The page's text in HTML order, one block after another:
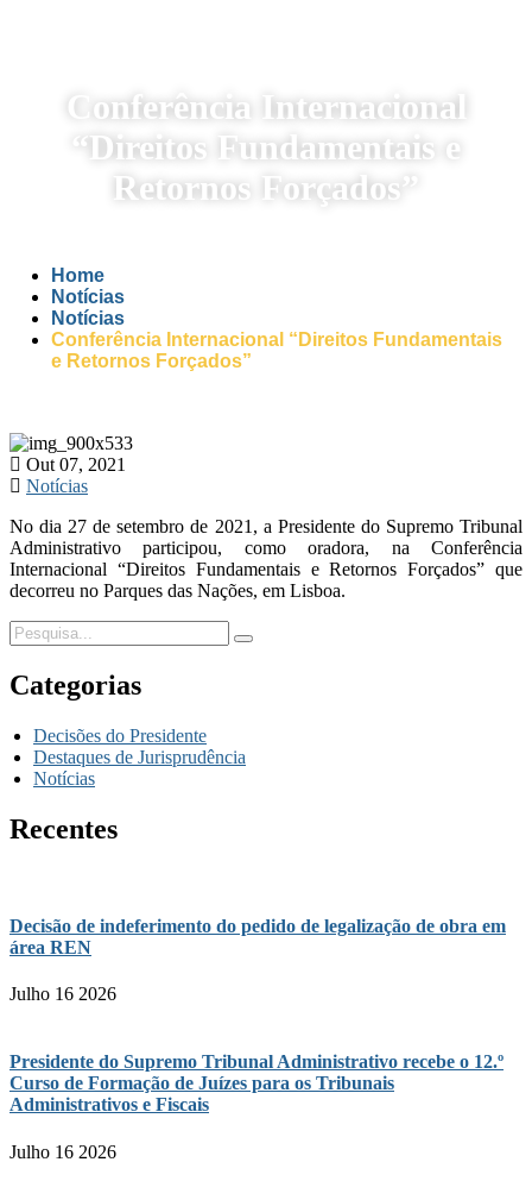
Conferência Internacional
“Direitos Fundamentais e
Retornos Forçados”
Home
Notícias
Notícias
Conferência Internacional “Direitos Fundamentais
e Retornos Forçados”
Out 07, 2021
Notícias
No dia 27 de setembro de 2021, a Presidente do Supremo Tribunal
Administrativo participou, como oradora, na Conferência
Internacional “Direitos Fundamentais e Retornos Forçados” que
decorreu no Parques das Nações, em Lisboa.
Categorias
Decisões do Presidente
Destaques de Jurisprudência
Notícias
Recentes
Decisão de indeferimento do pedido de legalização de obra em
área REN
Julho 16 2026
Presidente do Supremo Tribunal Administrativo recebe o 12.º
Curso de Formação de Juízes para os Tribunais
Administrativos e Fiscais
Julho 16 2026